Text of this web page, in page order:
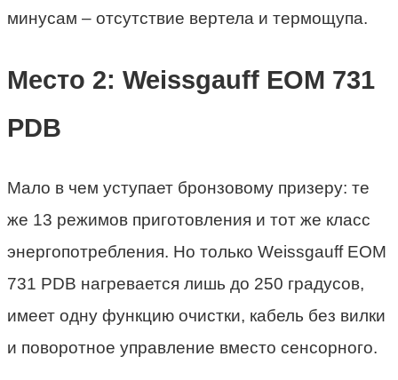
минусам – отсутствие вертела и термощупа.
Место 2: Weissgauff EOM 731
PDB
Мало в чем уступает бронзовому призеру: те
же 13 режимов приготовления и тот же класс
энергопотребления. Но только Weissgauff EOM
731 PDB нагревается лишь до 250 градусов,
имеет одну функцию очистки, кабель без вилки
и поворотное управление вместо сенсорного.